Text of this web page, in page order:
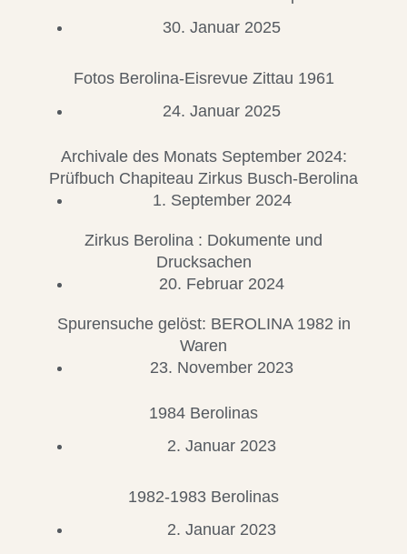
30. Januar 2025
Fotos Berolina-Eisrevue Zittau 1961
24. Januar 2025
Archivale des Monats September 2024:
Prüfbuch Chapiteau Zirkus Busch-Berolina
1. September 2024
Zirkus Berolina : Dokumente und
Drucksachen
20. Februar 2024
Spurensuche gelöst: BEROLINA 1982 in
Waren
23. November 2023
1984 Berolinas
2. Januar 2023
1982-1983 Berolinas
2. Januar 2023